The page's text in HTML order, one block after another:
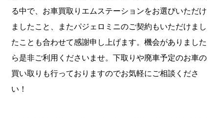
る中で、お車買取りエムステーションをお選びいただけ
ましたこと、またパジェロミニのご契約もいただけまし
たことも合わせて感謝申し上げます。機会がありました
ら是非ご利用くださいませ。下取りや廃車予定のお車の
買い取りも行っておりますのでお気軽にご相談くださ
い！